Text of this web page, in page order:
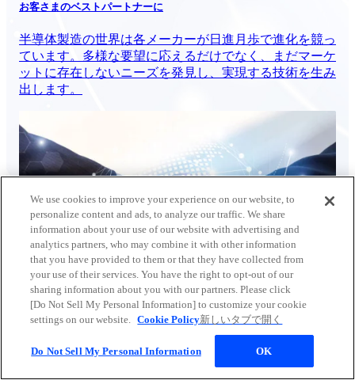
お客さまのベストパートナーに
半導体製造の世界は各メーカーが日進月歩で進化を競っ
ています。多様な要望に応えるだけでなく、まだマーケ
ットに存在しないニーズを発見し、実現する技術を生み
出します。
We use cookies to improve your experience on our website, to
personalize content and ads, to analyze our traffic. We share
information about your use of our website with advertising and
analytics partners, who may combine it with other information
that you have provided to them or that they have collected from
your use of their services. You have the right to opt-out of our
sharing information about you with our partners. Please click
[Do Not Sell My Personal Information] to customize your cookie
settings on our website. Cookie Policy新しいタブで開く
Do Not Sell My Personal Information OK